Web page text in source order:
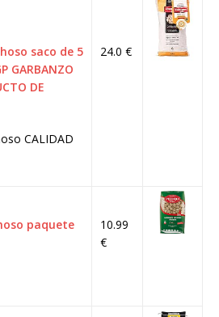
saco de 5
GARBANZO
DE
CALIDAD
24.0 €
paquete
10.99
€